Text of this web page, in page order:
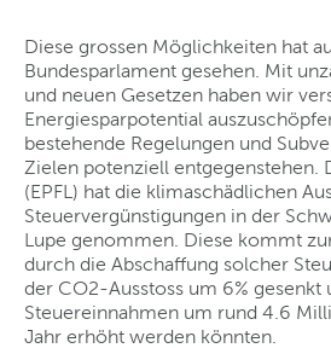
Diese grossen Möglichkeiten hat
Bundesparlament gesehen. Mit
und neuen Gesetzen haben wir
Energiesparpotential
bestehende Regelungen und
Zielen potenziell entgegenstehen.
(EPFL) hat die klimaschädlichen
Steuervergünstigungen in der
Lupe genommen. Diese kommt
durch die Abschaffung solcher
der CO2-Ausstoss um 6% gesenkt
Steuereinnahmen um rund 4.6
Jahr erhöht werden könnten.